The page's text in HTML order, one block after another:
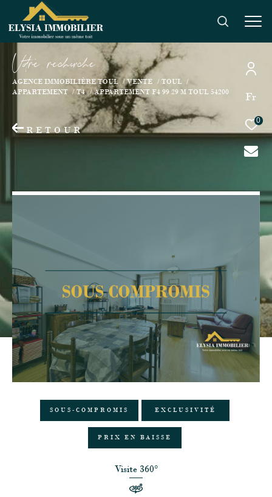
Fr
0
Vore recece
AGENCE IMMOBILIÈRE TOUL VENTE
TOUL
APPARTEMENT
T4 APPARTEMENT F4 99 29 M TOUL 54200
RETOUR
SOUS-COMPROMIS EXCLUSIVITÉ
PRIX EN BAISSE
Visite 360°